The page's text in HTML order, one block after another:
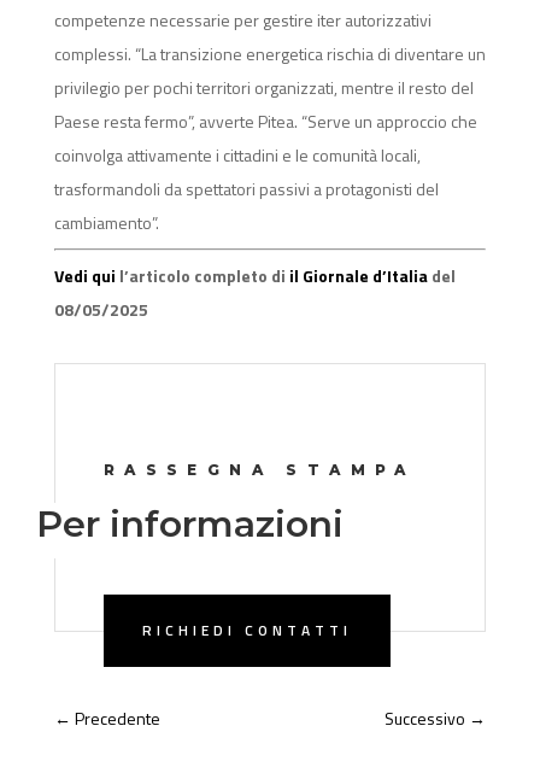
competenze necessarie per gestire iter autorizzativi
complessi. “La transizione energetica rischia di diventare un
privilegio per pochi territori organizzati, mentre il resto del
Paese resta fermo”, avverte Pitea. “Serve un approccio che
coinvolga attivamente i cittadini e le comunità locali,
trasformandoli da spettatori passivi a protagonisti del
cambiamento”.
Vedi qui l’articolo completo di il Giornale d’Italia del
08/05/2025
RASSEGNA STAMPA
Per informazioni
RICHIEDI CONTATTI
← Precedente Successivo →